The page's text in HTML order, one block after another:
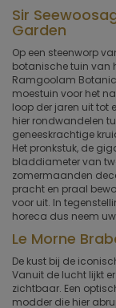
Sir
Garden
Op een steenworp
botanische tuin van
Ramgoolam
moestuin voor het
loop der jaren uit tot
hier rond­wandelen
geneeskrachtige
Het pronkstuk, de
bladdiameter van
zomermaanden
pracht en praal
voor uit. In
horeca dus neem
Le Morne
De kust bij de
Vanuit de lucht lijkt
zichtbaar. Een
modder die hier